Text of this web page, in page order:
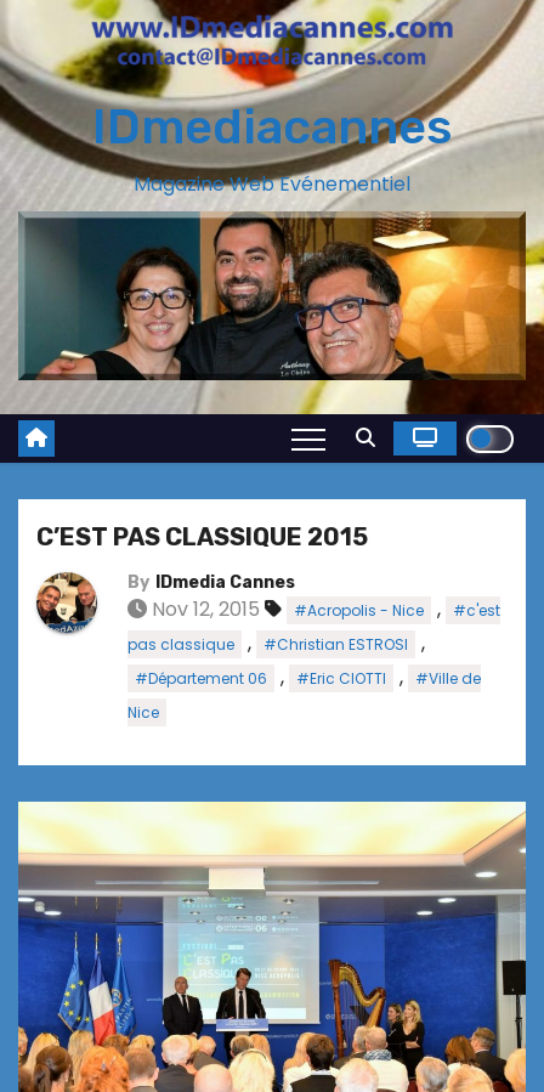
IDmediacannes
Magazine Web Evénementiel
C’EST PAS CLASSIQUE 2015
By IDmedia Cannes
Nov 12, 2015 #Acropolis - Nice ,
#c'est
pas classique
, #Christian ESTROSI ,
#Département 06 , #Eric CIOTTI ,
#Ville de
Nice